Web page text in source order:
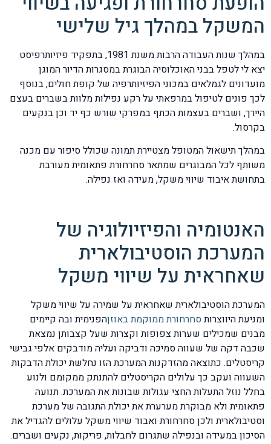
המשקל במהלך גיל שלישי
במהלך שנות העבודה הרבות משנת 1981, בתפקיד פיזיותרפיסט
יצא לי לטפל בבני האוכלוסיה הבוגרת במסגרות הדיור המוגן
מועדונים לגמלאים במכוני הפיזיותרפיה של קופת חולים, בנוסף
לכך פונים לטיפול במרפאתי על רקע נפילות מלוות בשברים בעצם
היירך, ושברים בעצמות הכתף במפרקי שורש כף יד וכן בנקעים
בקרסול.
במהלך תישאול המטופל מצטיירת תמונה שכולל סיפור עם מכנה
משותף לכל המבוגרים שמתאר סחרחורת פתאומית מעורבת
בתחושת איבוד שיווי משקל, מעידה ואז נפילה.
האנטומיה והפיזיולוגיה של
המערכת הוסטיבולארית
שאחראית על שיווי משקל
המערכת הוסטיבולארית שאחראית על שמירה על שיווי משקל
ומניעת היווצרותסחרחורת ממוקמת באוזןהפנימית ובה קיימים
מבנים שמכילים שערות צפופות וקצרות שעל קצבותן נמצאת
שכבה דקה של שעווה סמיכה ודביקה ועליה מודבקים אלפי גבישי
קריסטלים. כתוצאה מהזדקנות המערכת הזו נחלשת יכולת הדבקות
השעווה ועקב כך עלולים הקריסטלים להתנתק ממקומם ולנוע
בחלל נוזל התעלות החצי עגולות שבונות את המערכת. תנועה
פתאומית ולא מבוקרת מערערת את יכולת התגובה של מערכת
וסטיבולארית ולכן סחרחורת ואבוד שיווי משקל עלולים להגדיל את
הסיכון במעידה ובנפילה שתגרום לחבלות, פריקות, נקעים ושברים.